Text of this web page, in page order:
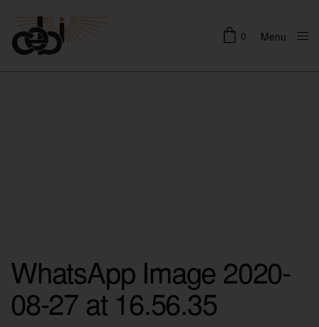
0 Menu
WhatsApp Image 2020-
08-27 at 16.56.35